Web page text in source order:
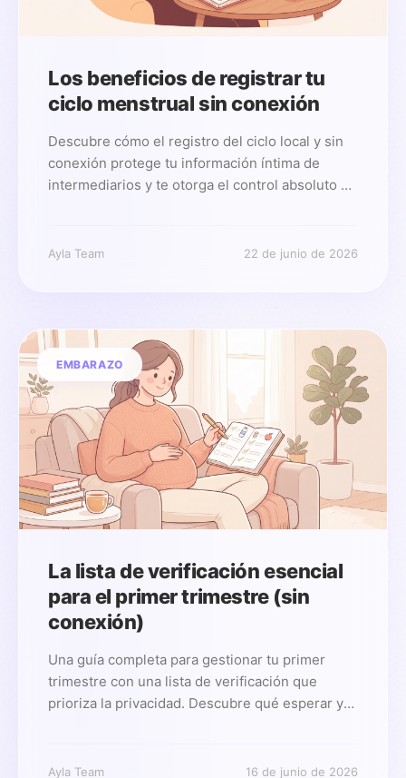
Los beneficios de registrar tu
ciclo menstrual sin conexión
Descubre cómo el registro del ciclo local y sin
conexión protege tu información íntima de
intermediarios y te otorga el control absoluto de
Ayla Team 22 de junio de 2026
EMBARAZO
La lista de verificación esencial
para el primer trimestre (sin
conexión)
Una guía completa para gestionar tu primer
trimestre con una lista de verificación que
prioriza la privacidad. Descubre qué esperar y
Ayla Team 16 de junio de 2026